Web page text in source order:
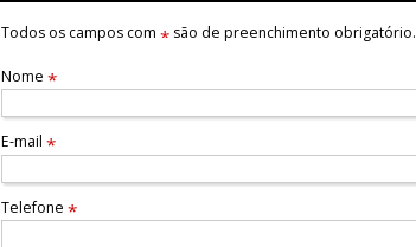
Todos os campos com *são de preenchimento obrigatório.
Nome *
E-mail *
Telefone *